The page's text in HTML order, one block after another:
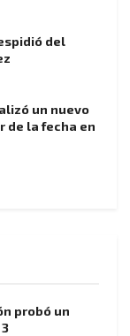
del
un nuevo
de la fecha en
probó un